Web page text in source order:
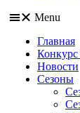
Menu
Главная
Конкурс
Новости
Сезоны